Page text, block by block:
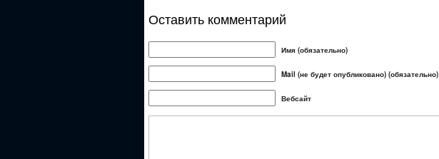
Оставить комментарий
Имя (обязательно)
Mail (не будет опубликовано) (обязательно)
Вебсайт